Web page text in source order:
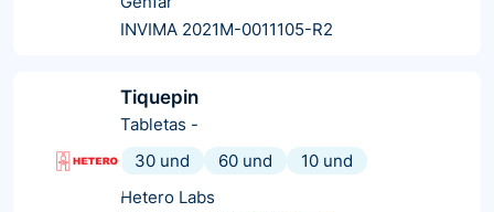
INVIMA 2021M-0011105-R2
Tiquepin
Tabletas -
30 und
60 und
10 und
Hetero Labs